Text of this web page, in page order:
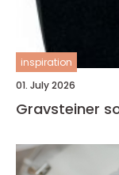
inspiration
01. July 2026
Gravsteiner